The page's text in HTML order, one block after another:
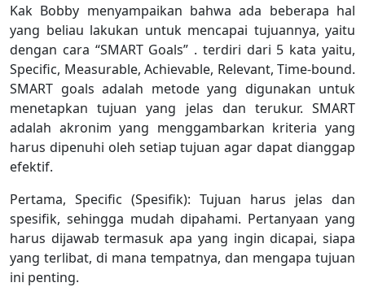
Kak Bobby menyampaikan bahwa ada beberapa hal
yang beliau lakukan untuk mencapai tujuannya, yaitu
dengan cara “SMART Goals” . terdiri dari 5 kata yaitu,
Specific, Measurable, Achievable, Relevant, Time-bound.
SMART goals adalah metode yang digunakan untuk
menetapkan tujuan yang jelas dan terukur. SMART
adalah akronim yang menggambarkan kriteria yang
harus dipenuhi oleh setiap tujuan agar dapat dianggap
efektif.
Pertama, Specific (Spesifik): Tujuan harus jelas dan
spesifik, sehingga mudah dipahami. Pertanyaan yang
harus dijawab termasuk apa yang ingin dicapai, siapa
yang terlibat, di mana tempatnya, dan mengapa tujuan
ini penting.